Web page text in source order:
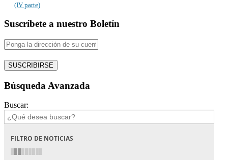
(IV parte)
Suscríbete a nuestro Boletín
Búsqueda Avanzada
Buscar:
FILTRO DE NOTICIAS